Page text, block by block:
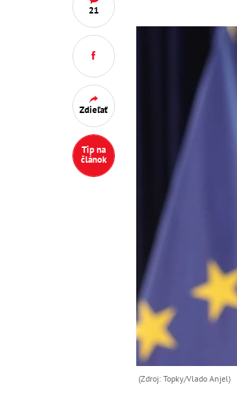
21
Zdieľať
Tip na
článok
(Zdroj: Topky/Vlado Anjel)